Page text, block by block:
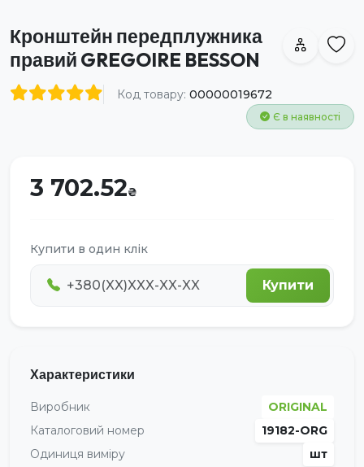
Кронштейн передплужника
правий GREGOIRE BESSON
Код товару: 00000019672
Є в наявності
3 702.52
Купити в один клік
Купити
Характеристики
Виробник
ORIGINAL
Каталоговий номер
19182-ORG
Одиниця виміру
шт